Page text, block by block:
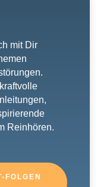
mit Dir
Reinhören.
FOLGEN